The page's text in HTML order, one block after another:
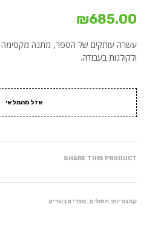
₪685.00
עשרה עותקים של הספר, מתנה
ולקולגות בעבודה.
אזל מהמלאי
SHARE THIS PRODUCT
קטגוריות: חתולים,ספרי מבוגרים